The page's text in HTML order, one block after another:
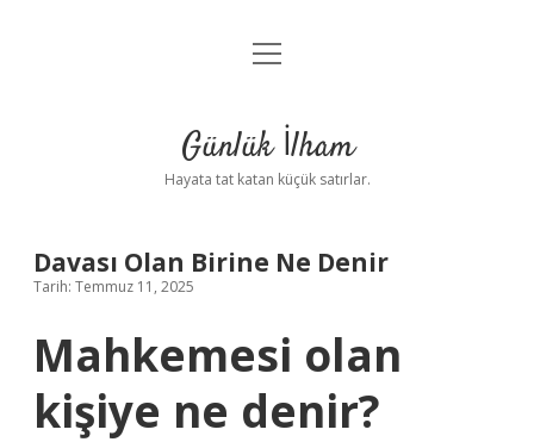
Anasayfa
Yasal Uyarı
menüyü
Günlük İlham
Hayata tat katan küçük satırlar.
Davası Olan Birine Ne Denir
Tarih: Temmuz 11, 2025
Mahkemesi olan
kişiye ne denir?